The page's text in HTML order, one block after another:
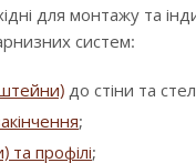
для монтажу та
систем:
до стіни та
;
та профілі;